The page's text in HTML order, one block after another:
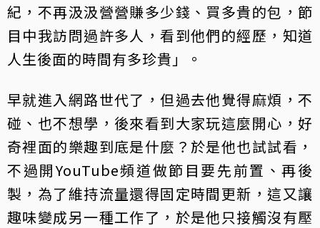
紀，不再汲汲營營賺多少錢、買多貴的包，節
目中我訪問過許多人，看到他們的經歷，知道
人生後面的時間有多珍貴」。
早就進入網路世代了，但過去他覺得麻煩，不
碰、也不想學，後來看到大家玩這麼開心，好
奇裡面的樂趣到底是什麼？於是他也試試看，
不過開YouTube頻道做節目要先前置、再後
製，為了維持流量還得固定時間更新，這又讓
趣味變成另一種工作了，於是他只接觸沒有壓